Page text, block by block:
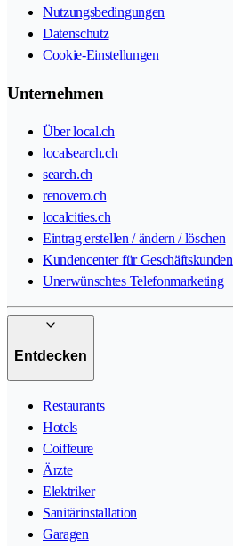
Nutzungsbedingungen
Datenschutz
Cookie-Einstellungen
Unternehmen
Über local.ch
localsearch.ch
search.ch
renovero.ch
localcities.ch
Eintrag erstellen / ändern / löschen
Kundencenter für Geschäftskunden
Unerwünschtes Telefonmarketing
Entdecken
Restaurants
Hotels
Coiffeure
Ärzte
Elektriker
Sanitärinstallation
Garagen